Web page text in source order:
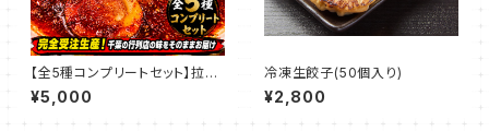
【全5種コンプリートセット】拉麺
帝王の激辛・旨辛ラーメン5食フ
ルコース（★EC限定：10辛まで
追加料金無料！）
¥5,000
冷凍生餃子(50個入り)
¥2,800